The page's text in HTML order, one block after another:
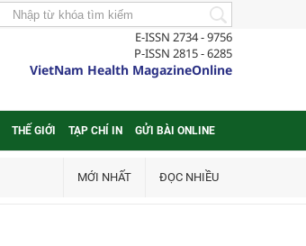
E-ISSN 2734 - 9756
P-ISSN 2815 - 6285
VietNam Health MagazineOnline
THẾ GIỚI TẠP CHÍ IN GỬI BÀI ONLINE
MỚI NHẤT ĐỌC NHIỀU